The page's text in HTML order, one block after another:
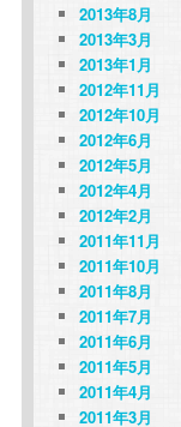
2013年8月
2013年3月
2013年1月
2012年11月
2012年10月
2012年6月
2012年5月
2012年4月
2012年2月
2011年11月
2011年10月
2011年8月
2011年7月
2011年6月
2011年5月
2011年4月
2011年3月